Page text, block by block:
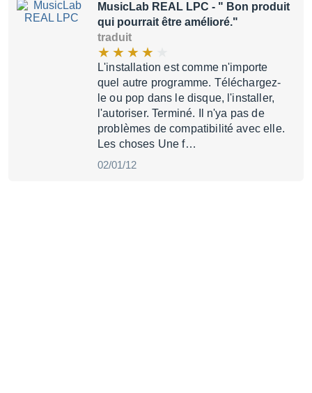
MusicLab REAL LPC - " Bon produit
qui pourrait être amélioré."
traduit
L'installation est comme n'importe
quel autre programme. Téléchargez-
le ou pop dans le disque, l'installer,
l'autoriser. Terminé. Il n'ya pas de
problèmes de compatibilité avec elle.
Les choses Une f…
02/01/12